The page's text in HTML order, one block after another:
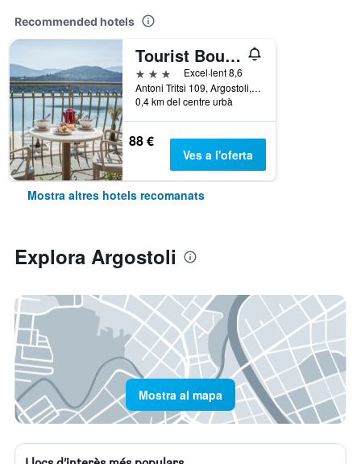
Recommended hotels
Tourist Boutique Hotel
3 estrellesExcel·lent 8,6
Antoni Tritsi 109, Argostoli, Grècia
0,4 km del centre urbà
88 €
Ves a l'oferta
Mostra altres hotels recomanats
Explora Argostoli
Mostra al mapa